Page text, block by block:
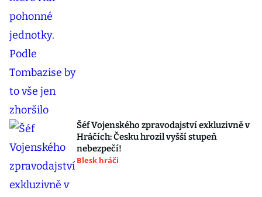
Šéf Vojenského zpravodajství exkluzivně v
Hráčích: Česku hrozil vyšší stupeň
nebezpečí!
Blesk hráči